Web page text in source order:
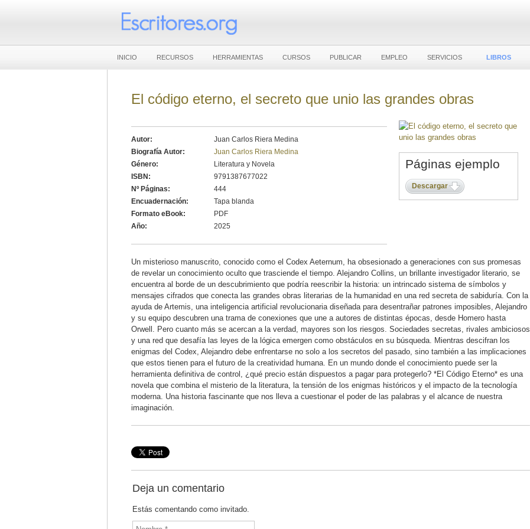
INICIO RECURSOS HERRAMIENTAS CURSOS PUBLICAR EMPLEO SERVICIOS LIBROS
Páginas ejemplo
Descargar
El código eterno, el secreto que unio las grandes obras
Autor:
Juan Carlos Riera Medina
Biografía Autor:
Juan Carlos Riera Medina
Género:
Literatura y Novela
ISBN:
9791387677022
Nº Páginas:
444
Encuadernación:
Tapa blanda
Formato eBook:
PDF
Año:
2025
Un misterioso manuscrito, conocido como el Codex Aeternum, ha obsesionado a generaciones con sus promesas
de revelar un conocimiento oculto que trasciende el tiempo. Alejandro Collins, un brillante investigador literario, se
encuentra al borde de un descubrimiento que podría reescribir la historia: un intrincado sistema de símbolos y
mensajes cifrados que conecta las grandes obras literarias de la humanidad en una red secreta de sabiduría. Con la
ayuda de Artemis, una inteligencia artificial revolucionaria diseñada para desentrañar patrones imposibles, Alejandro
y su equipo descubren una trama de conexiones que une a autores de distintas épocas, desde Homero hasta
Orwell. Pero cuanto más se acercan a la verdad, mayores son los riesgos. Sociedades secretas, rivales ambiciosos
y una red que desafía las leyes de la lógica emergen como obstáculos en su búsqueda. Mientras descifran los
enigmas del Codex, Alejandro debe enfrentarse no solo a los secretos del pasado, sino también a las implicaciones
que estos tienen para el futuro de la creatividad humana. En un mundo donde el conocimiento puede ser la
herramienta definitiva de control, ¿qué precio están dispuestos a pagar para protegerlo? *El Código Eterno* es una
novela que combina el misterio de la literatura, la tensión de los enigmas históricos y el impacto de la tecnología
moderna. Una historia fascinante que nos lleva a cuestionar el poder de las palabras y el alcance de nuestra
imaginación.
Deja un comentario
Estás comentando como invitado.